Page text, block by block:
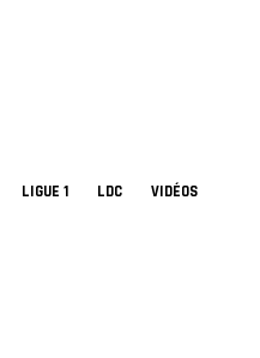
LIGUE 1 LDC
VIDÉOS